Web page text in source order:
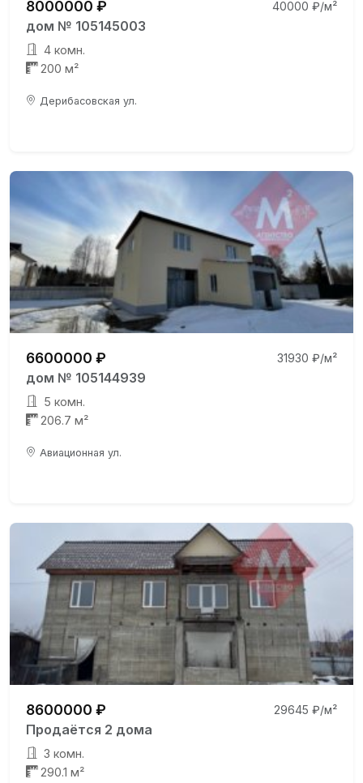
8000000 ₽ 40000 ₽/м²
дом № 105145003
4 комн.
200 м²
Дерибасовская ул.
6600000 ₽ 31930 ₽/м²
дом № 105144939
5 комн.
206.7 м²
Авиационная ул.
8600000 ₽ 29645 ₽/м²
Продаётся 2 дома
3 комн.
290.1 м²